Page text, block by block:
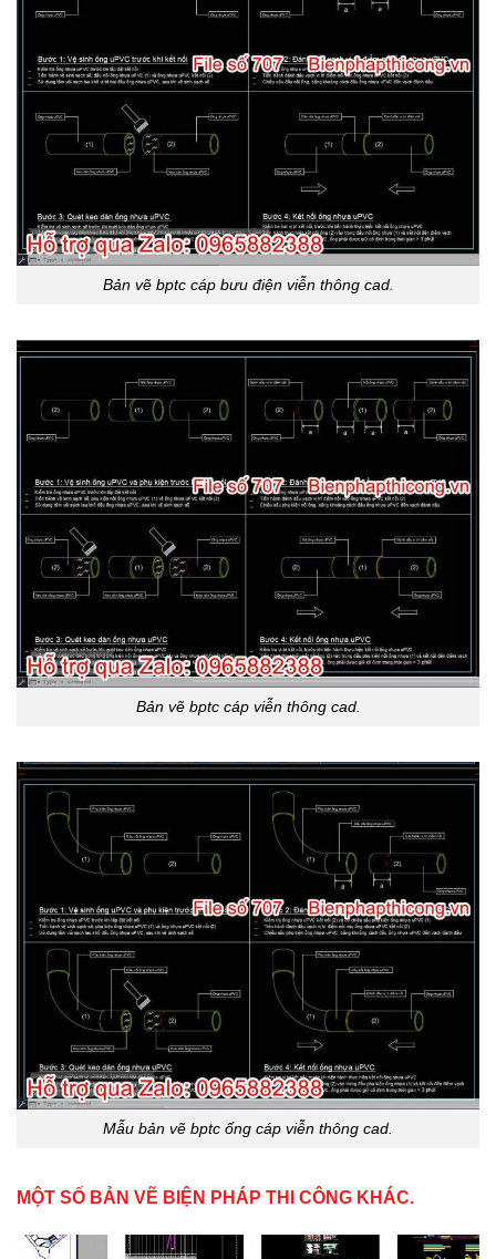
Bản vẽ bptc cáp bưu điện viễn thông cad.
Bản vẽ bptc cáp viễn thông cad.
Mẫu bản vẽ bptc ống cáp viễn thông cad.
MỘT SỐ BẢN VẼ BIỆN PHÁP THI CÔNG KHÁC.